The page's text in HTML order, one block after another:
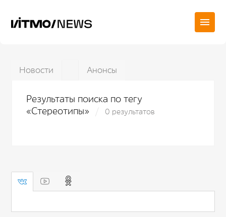
Новости Анонсы
Результаты поиска по тегу
«Стереотипы»
0 результатов